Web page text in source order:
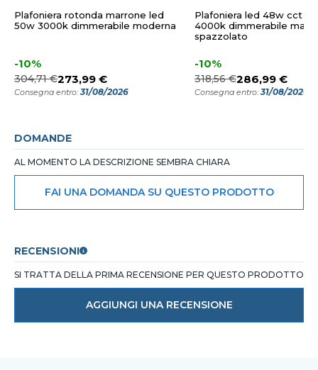
Plafoniera rotonda marrone led
50w 3000k dimmerabile moderna
-10%
304,71 €273,99 €
Consegna entro:31/08/2026
Plafoniera led 48w cct
4000k dimmerabile
spazzolato
-10%
318,56 €286,99 €
Consegna entro:31/08/2026
DOMANDE
AL MOMENTO LA DESCRIZIONE SEMBRA CHIARA
FAI UNA DOMANDA SU QUESTO PRODOTTO
RECENSIONI
SI TRATTA DELLA PRIMA RECENSIONE PER QUESTO PRODOTTO
AGGIUNGI UNA RECENSIONE